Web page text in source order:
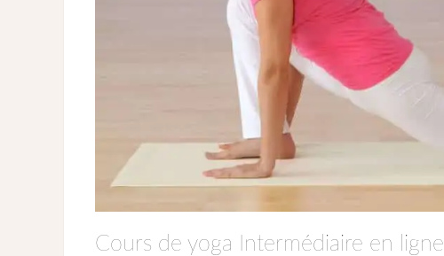
Cours de yoga Intermédiaire en ligne